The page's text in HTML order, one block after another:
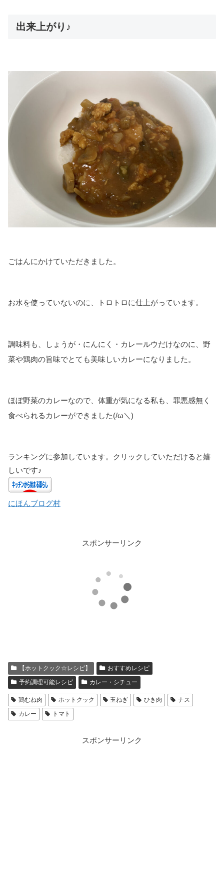
出来上がり♪
ごはんにかけていただきました。
お水を使っていないのに、トロトロに仕上がっています。
調味料も、しょうが・にんにく・カレールウだけなのに、野
菜や鶏肉の旨味でとても美味しいカレーになりました。
ほぼ野菜のカレーなので、体重が気になる私も、罪悪感無く
食べられるカレーができました(/ω＼)
ランキングに参加しています。クリックしていただけると嬉
しいです♪
にほんブログ村
スポンサーリンク
【ホットクック☆レシピ】
おすすめレシピ
予約調理可能レシピ
カレー・シチュー
鶏むね肉 ホットクック 玉ねぎ ひき肉
ナス
カレー
トマト
スポンサーリンク